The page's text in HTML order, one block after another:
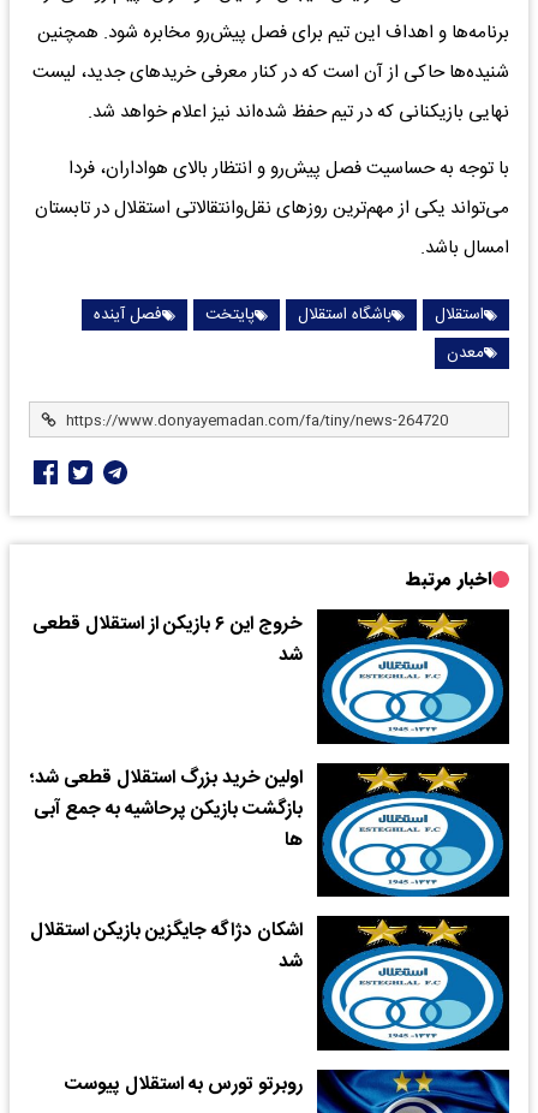
برنامه‌ها و اهداف این تیم برای فصل پیش‌رو مخابره شود. همچنین
شنیده‌ها حاکی از آن است که در کنار معرفی خرید‌های جدید، لیست
نهایی بازیکنانی که در تیم حفظ شده‌اند نیز اعلام خواهد شد.
با توجه به حساسیت فصل پیش‌رو و انتظار بالای هواداران، فردا
می‌تواند یکی از مهم‌ترین روز‌های نقل‌وانتقالاتی استقلال در تابستان
امسال باشد.
استقلال باشگاه استقلال پایتخت
فصل آینده
معدن
اخبار مرتبط
خروج این ۶‌ بازیکن از استقلال قطعی
شد
اولین خرید بزرگ استقلال قطعی شد؛
بازگشت بازیکن پرحاشیه به جمع آبی
ها
اشکان دژاگه جایگزین بازیکن استقلال
شد
روبرتو تورس به استقلال پیوست